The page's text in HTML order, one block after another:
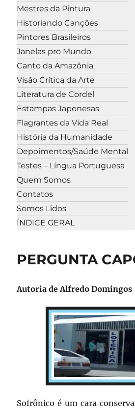
Mestres da Pintura
Historiando Canções
Pintores Brasileiros
Janelas pro Mundo
Canto da Amazônia
Visão Crítica da Arte
Literatura de Cordel
Estampas Japonesas
Flagrantes da Vida Real
História da Humanidade
Depoimentos/Saúde Mental
Testes – Língua Portuguesa
Quem Somos
Contatos
Somos Lidos
ÍNDICE GERAL
PERGUNTA
Autoria de Alfredo Domingos
Sofrônico é um cara